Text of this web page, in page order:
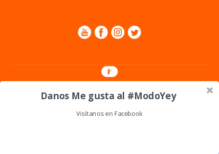
© Yey Digital 2026
Política de privacidad
Danos Me gusta al #ModoYey
Visítanos en Facebook